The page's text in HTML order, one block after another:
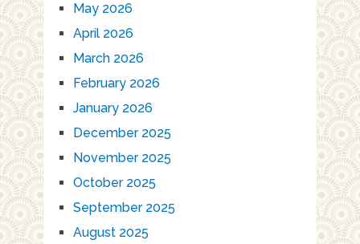
May 2026
April 2026
March 2026
February 2026
January 2026
December 2025
November 2025
October 2025
September 2025
August 2025